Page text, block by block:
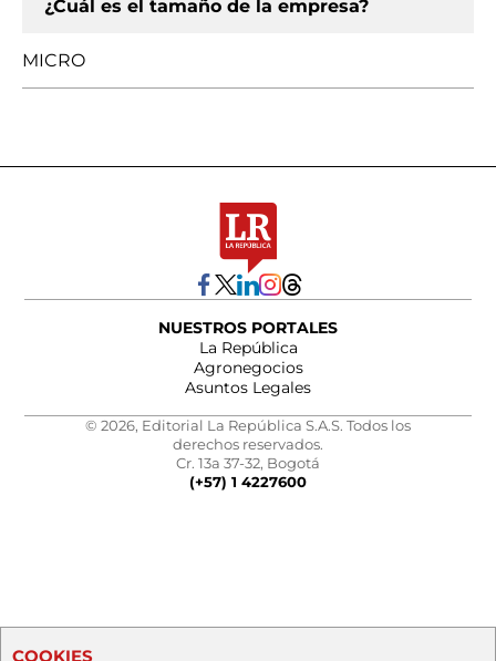
¿Cuál es el tamaño de la empresa?
MICRO
NUESTROS PORTALES
La República
Agronegocios
Asuntos Legales
© 2026, Editorial La República S.A.S. Todos los
derechos reservados.
Cr. 13a 37-32, Bogotá
(+57) 1 4227600
COOKIES